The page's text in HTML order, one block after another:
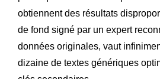
obtiennent des résultats
de fond signé par un expert
données originales, vaut
dizaine de textes génériques